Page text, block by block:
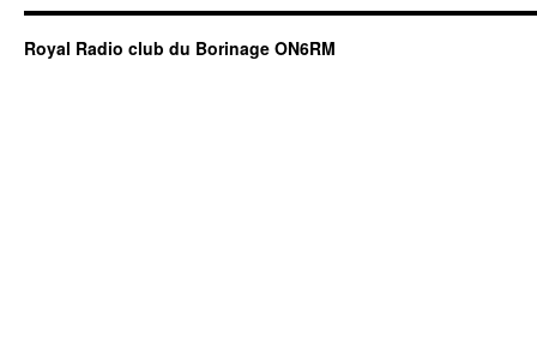
Royal Radio club du Borinage ON6RM